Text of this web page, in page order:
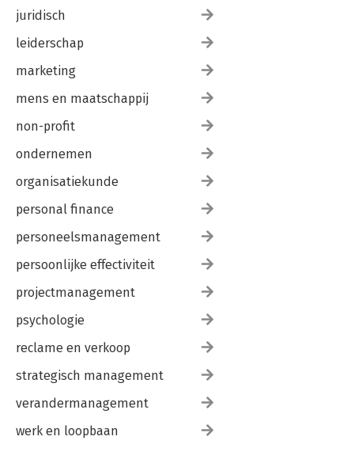
juridisch
leiderschap
marketing
mens en maatschappij
non-profit
ondernemen
organisatiekunde
personal finance
personeelsmanagement
persoonlijke effectiviteit
projectmanagement
psychologie
reclame en verkoop
strategisch management
verandermanagement
werk en loopbaan